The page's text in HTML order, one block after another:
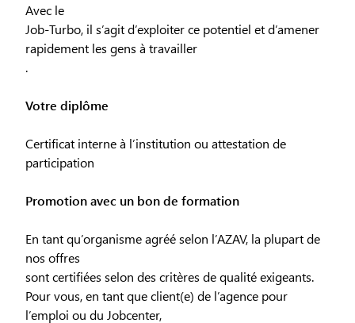
Avec le
Job-Turbo, il s’agit d’exploiter ce potentiel et d’amener
rapidement les gens à travailler
.
Votre diplôme
Certificat interne à l’institution ou attestation de
participation
Promotion avec un bon de formation
En tant qu’organisme agréé selon l’AZAV, la plupart de
nos offres
sont certifiées selon des critères de qualité exigeants.
Pour vous, en tant que client(e) de l’agence pour
l’emploi ou du Jobcenter,